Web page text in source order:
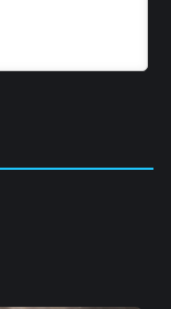
33
39